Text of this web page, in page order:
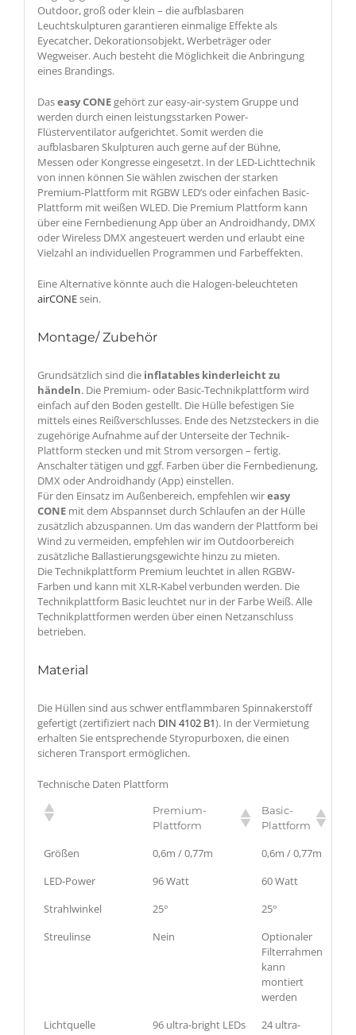
Outdoor, groß oder klein – die aufblasbaren
Leuchtskulpturen garantieren einmalige Effekte als
Eyecatcher, Dekorationsobjekt, Werbeträger oder
Wegweiser. Auch besteht die Möglichkeit die Anbringung
eines Brandings.
Daseasy CONEgehört zur easy-air-system Gruppe und
werden durch einen leistungsstarken Power-
Flüsterventilator aufgerichtet. Somit werden die
aufblasbaren Skulpturen auch gerne auf der Bühne,
Messen oder Kongresse eingesetzt. In der LED-Lichttechnik
von innen können Sie wählen zwischen der starken
Premium-Plattform mit RGBW LED’s oder einfachen Basic-
Plattform mit weißen WLED. Die Premium Plattform kann
über eine Fernbedienung App über an Androidhandy, DMX
oder Wireless DMX angesteuert werden und erlaubt eine
Vielzahl an individuellen Programmen und Farbeffekten.
Eine Alternative könnte auch die Halogen-beleuchteten
airCONEsein.
Montage/ Zubehör
Grundsätzlich sind die inflatables kinderleicht zu
händeln. Die Premium- oder Basic-Technikplattform wird
einfach auf den Boden gestellt. Die Hülle befestigen Sie
mittels eines Reißverschlusses. Ende des Netzsteckers in die
zugehörige Aufnahme auf der Unterseite der Technik-
Plattform stecken und mit Strom versorgen – fertig.
Anschalter tätigen und ggf. Farben über die Fernbedienung,
DMX oder Androidhandy (App) einstellen.
Für den Einsatz im Außenbereich, empfehlen wireasy
CONEmit dem Abspannset durch Schlaufen an der Hülle
zusätzlich abzuspannen. Um das wandern der Plattform bei
Wind zu vermeiden, empfehlen wir im Outdoorbereich
zusätzliche Ballastierungsgewichte hinzu zu mieten.
Die Technikplattform Premium leuchtet in allen RGBW-
Farben und kann mit XLR-Kabel verbunden werden. Die
Technikplattform Basic leuchtet nur in der Farbe Weiß. Alle
Technikplattformen werden über einen Netzanschluss
betrieben.
Material
Die Hüllen sind aus schwer entflammbaren Spinnakerstoff
gefertigt (zertifiziert nach DIN 4102 B1). In der Vermietung
erhalten Sie entsprechende Styropurboxen, die einen
sicheren Transport ermöglichen.
Technische Daten Plattform
Premium-
Plattform
Basic-
Plattform
Größen 0,6m / 0,77m
0,6m / 0,77m
LED-Power
96 Watt
60 Watt
Strahlwinkel
25°
25°
Streulinse
Nein
Optionaler
Filterrahmen
kann
montiert
werden
Lichtquelle
96 ultra-bright LEDs
24 ultra-